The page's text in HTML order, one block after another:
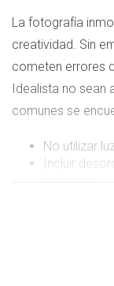
La fotografía
creatividad. Sin
cometen errores
Idealista no sean
comunes se
No utilizar
Incluir
No mostrar
Estos errores